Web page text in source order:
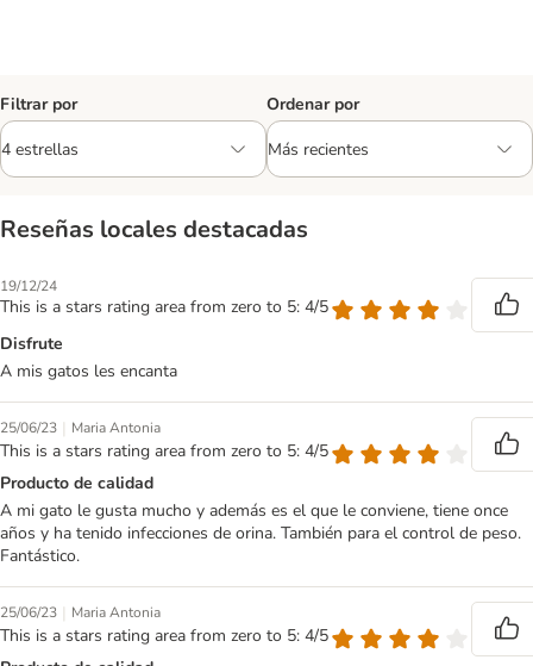
Filtrar por Ordenar por
Reseñas locales destacadas
19/12/24
This is a stars rating area from zero to 5: 4/5
Disfrute
A mis gatos les encanta
25/06/23 | Maria Antonia
This is a stars rating area from zero to 5: 4/5
Producto de calidad
A mi gato le gusta mucho y además es el que le conviene, tiene once
años y ha tenido infecciones de orina. También para el control de peso.
Fantástico.
25/06/23 | Maria Antonia
This is a stars rating area from zero to 5: 4/5